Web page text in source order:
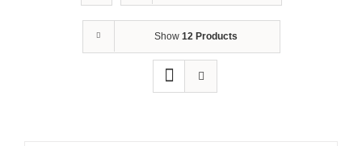
Show 12 Products